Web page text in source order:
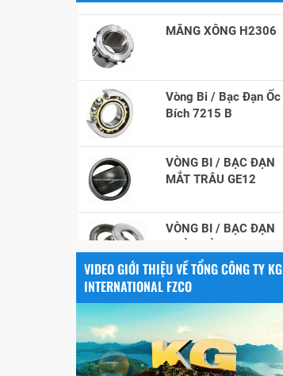
Bích 7215 B
MẮT TRÂU GE12
CHÀ TRÒN 51106
VÒNG BI / BẠC ĐẠN
NHÀO CÀ NA 24134
Vòng bi / Bạc đạn
tròn : 698
VIDEO GIỚI THIỆU VỀ TỔNG CÔNG TY KG
INTERNATIONAL FZCO